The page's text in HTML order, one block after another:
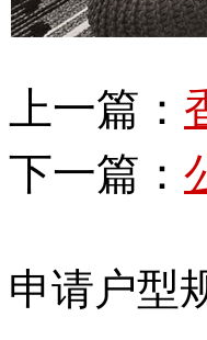
上一篇：
下一篇：
申请户型